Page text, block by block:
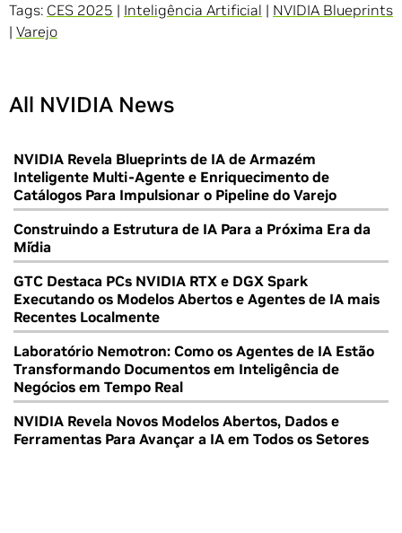
Tags: CES 2025 | Inteligência Artificial | NVIDIA Blueprints
| Varejo
All NVIDIA News
NVIDIA Revela Blueprints de IA de Armazém
Inteligente Multi-Agente e Enriquecimento de
Catálogos Para Impulsionar o Pipeline do Varejo
Construindo a Estrutura de IA Para a Próxima Era da
Mídia
GTC Destaca PCs NVIDIA RTX e DGX Spark
Executando os Modelos Abertos e Agentes de IA mais
Recentes Localmente
Laboratório Nemotron: Como os Agentes de IA Estão
Transformando Documentos em Inteligência de
Negócios em Tempo Real
NVIDIA Revela Novos Modelos Abertos, Dados e
Ferramentas Para Avançar a IA em Todos os Setores